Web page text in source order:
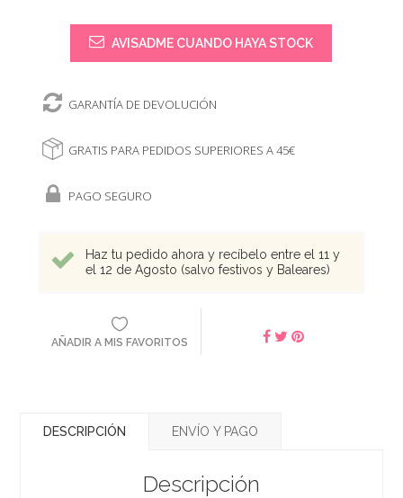
AVISADME CUANDO HAYA STOCK
GARANTÍA DE DEVOLUCIÓN
GRATIS PARA PEDIDOS SUPERIORES A 45€
PAGO SEGURO
Haz tu pedido ahora y recíbelo entre el 11 y
el 12 de Agosto (salvo festivos y Baleares)
AÑADIR A MIS FAVORITOS
DESCRIPCIÓN ENVÍO Y PAGO
Descripción